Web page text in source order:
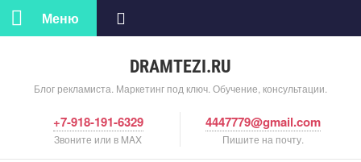
DRAMTEZI.RU
Блог рекламиста. Маркетинг под ключ. Обучение, консультации.
Меню
+7-918-191-6329
Звоните или в MAX
4447779@gmail.com
Пишите на почту.